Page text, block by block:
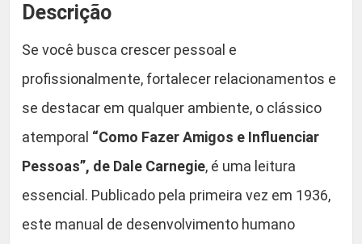
2
9
,
0
.
e
n
f
e
n
a
Descrição
Se você busca crescer pessoal e
profissionalmente, fortalecer relacionamentos e
se destacar em qualquer ambiente, o clássico
atemporal “Como Fazer Amigos e Influenciar
Pessoas”, de Dale Carnegie, é uma leitura
essencial. Publicado pela primeira vez em 1936,
este manual de desenvolvimento humano